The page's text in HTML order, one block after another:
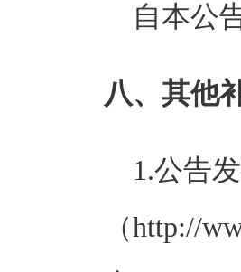
自本公
八、其他
1.公告
（http://